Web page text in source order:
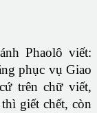
Phaolô viết:
phục vụ Giao
trên chữ viết,
giết chết, còn